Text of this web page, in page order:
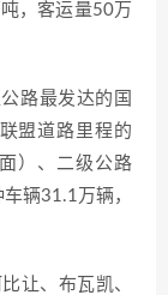
，客运量50万
路最发达的国
盟道路里程的
）、二级公路
辆31.1万辆，
让、布瓦凯、